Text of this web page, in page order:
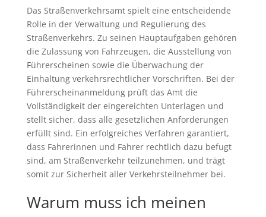
Das Straßenverkehrsamt spielt eine entscheidende
Rolle in der Verwaltung und Regulierung des
Straßenverkehrs. Zu seinen Hauptaufgaben gehören
die Zulassung von Fahrzeugen, die Ausstellung von
Führerscheinen sowie die Überwachung der
Einhaltung verkehrsrechtlicher Vorschriften. Bei der
Führerscheinanmeldung prüft das Amt die
Vollständigkeit der eingereichten Unterlagen und
stellt sicher, dass alle gesetzlichen Anforderungen
erfüllt sind. Ein erfolgreiches Verfahren garantiert,
dass Fahrerinnen und Fahrer rechtlich dazu befugt
sind, am Straßenverkehr teilzunehmen, und trägt
somit zur Sicherheit aller Verkehrsteilnehmer bei.
Warum muss ich meinen